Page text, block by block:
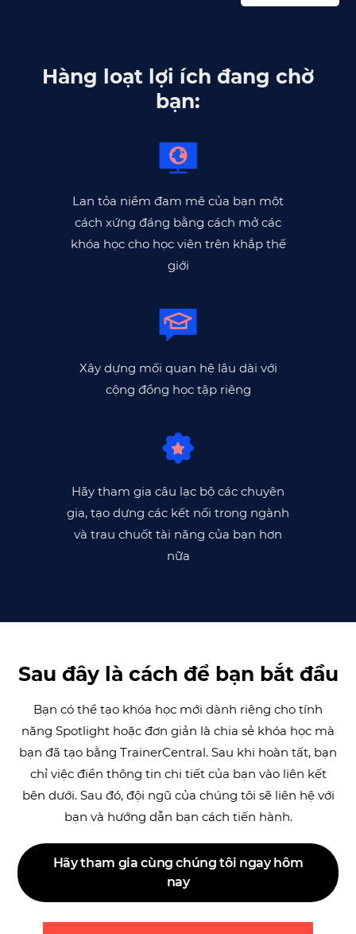
Hàng loạt lợi ích đang chờ
bạn:
Lan tỏa niềm đam mê của bạn một
cách xứng đáng bằng cách mở các
khóa học cho học viên trên khắp thế
giới
Xây dựng mối quan hệ lâu dài với
cộng đồng học tập riêng
Hãy tham gia câu lạc bộ các chuyên
gia, tạo dựng các kết nối trong ngành
và trau chuốt tài năng của bạn hơn
nữa
Sau đây là cách để bạn bắt đầu
Bạn có thể tạo khóa học mới dành riêng cho tính
năng Spotlight hoặc đơn giản là chia sẻ khóa học mà
bạn đã tạo bằng TrainerCentral. Sau khi hoàn tất, bạn
chỉ việc điền thông tin chi tiết của bạn vào liên kết
bên dưới. Sau đó, đội ngũ của chúng tôi sẽ liên hệ với
bạn và hướng dẫn bạn cách tiến hành.
Hãy tham gia cùng chúng tôi ngay hôm
nay